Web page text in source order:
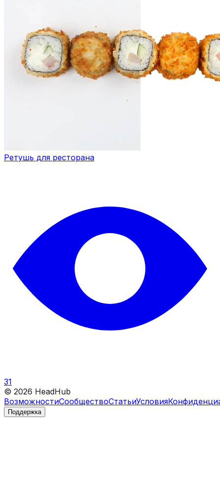
Ретушь для ресторана
31
© 2026 HeadHub
ВозможностиСообществоСтатьиУсловия
Поддержка